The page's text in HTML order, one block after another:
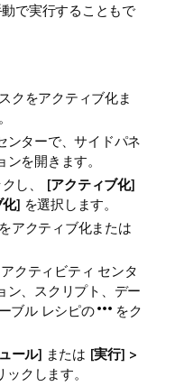
で実行することもで
クをアクティブ化ま
ンターで、サイドパネ
ンを開きます。
し、 [アクティブ化]
化] を選択します。
アクティブ化または
クティビティ センタ
ン、スクリプト、デー
ブル レシピの
をク
ール] または [実行] >
ックします。